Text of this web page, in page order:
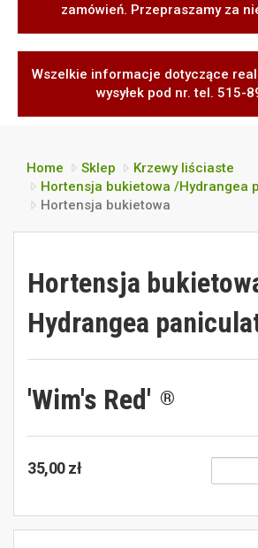
zamówień. Przepraszamy za
Wszelkie informacje dotyczące
wysyłek pod nr. tel. 515-
Home Sklep
Krzewy liściaste
Hortensja bukietowa /Hydrangea
Hortensja bukietowa
Hortensja
Hydrangea
'Wim's Red' ®
35,00 zł